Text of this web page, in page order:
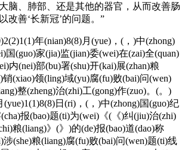
脑、肺部、还是其他的器官，从而改善肠
改善‘长新冠’的问题。”
年(nian)8(8)月(yue)，(，)中(zhong)
国(guo)家(jia)监(jian)委(wei)在(zai)全(quan)
内(nei)部(bu)署(shu)开(kai)展(zhan)粮
销(xiao)领(ling)域(yu)腐(fu)败(bai)问(wen)
整(zheng)治(zhi)工(gong)作(zuo)。(。)
(yue)1(1)8(8)日(ri)，(，)中(zhong)国(guo)纪
报(bao)题(ti)为(wei)《(《)纠(jiu)治(zhi)
粮(liang)》(》)的(de)报(bao)道(dao)称
涉(she)粮(liang)腐(fu)败(bai)问(wen)题(ti)线